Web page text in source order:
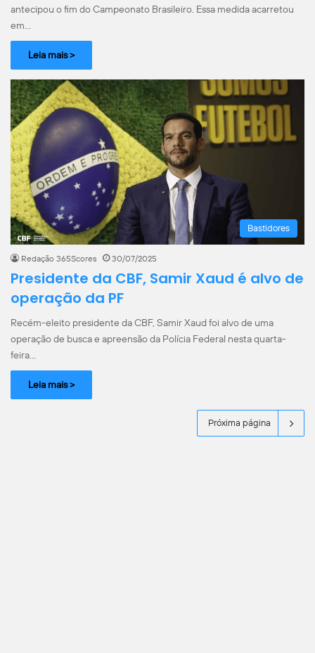
antecipou o fim do Campeonato Brasileiro. Essa medida acarretou
em…
Leia mais >
Bastidores
Redação 365Scores 30/07/2025
Presidente da CBF, Samir Xaud é alvo de
operação da PF
Recém-eleito presidente da CBF, Samir Xaud foi alvo de uma
operação de busca e apreensão da Polícia Federal nesta quarta-
feira…
Leia mais >
Próxima página